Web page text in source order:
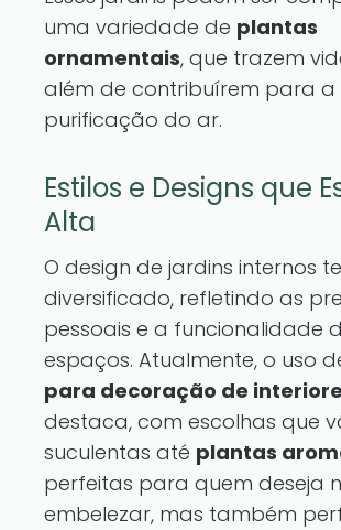
uma variedade de plantas
ornamentais, que trazem
além de contribuírem para a
purificação do ar.
Estilos e Designs que
Alta
O design de jardins internos
diversificado, refletindo as
pessoais e a funcionalidade
espaços. Atualmente, o uso
para decoração de
destaca, com escolhas que
suculentas até plantas
perfeitas para quem deseja
embelezar, mas também